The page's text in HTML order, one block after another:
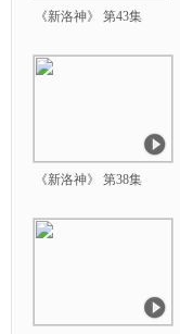
《新洛神》 第43集
《新洛神》 第38集